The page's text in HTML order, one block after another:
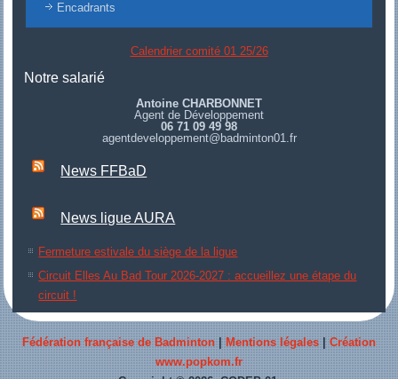
Encadrants
Calendrier comité 01 25/26
Notre salarié
Antoine CHARBONNET
Agent de Développement
06 71 09 49 98
agentdeveloppement@badminton01.fr
News FFBaD
News ligue AURA
Fermeture estivale du siège de la ligue
Circuit Elles Au Bad Tour 2026-2027 : accueillez une étape du
circuit !
Fédération française de Badminton Mentions légales
Création
www.popkom.fr